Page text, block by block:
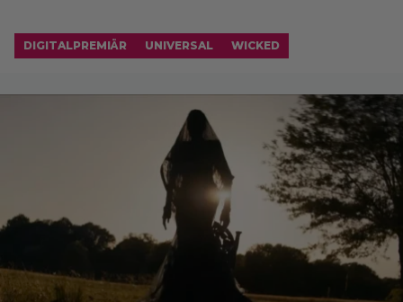
DIGITALPREMIÄR UNIVERSAL WICKED